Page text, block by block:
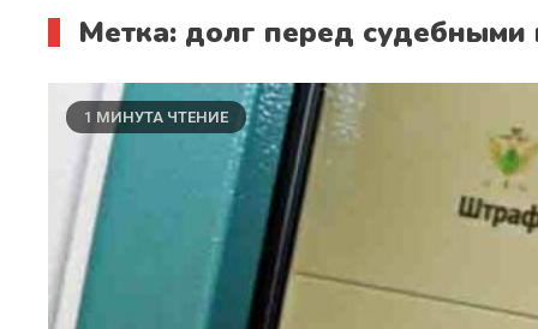
Метка: долг перед судебными
1 МИНУТА ЧТЕНИЕ